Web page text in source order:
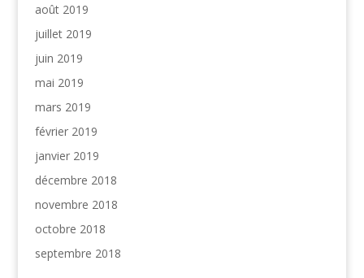
août 2019
juillet 2019
juin 2019
mai 2019
mars 2019
février 2019
janvier 2019
décembre 2018
novembre 2018
octobre 2018
septembre 2018